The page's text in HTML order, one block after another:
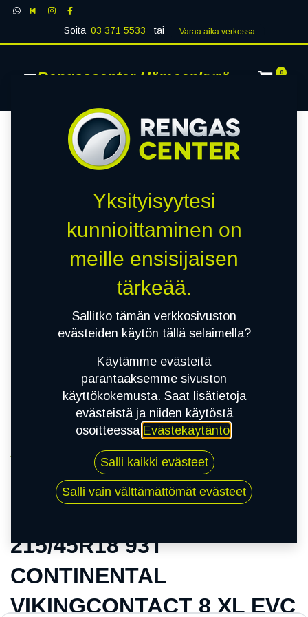
Soita 03 371 5533 tai Varaa aika verk​​​​ossa
Rengascenter Hämeenkyrö 0
215/45R18 93T CONTINENTAL
VIKINGCONTACT 8 XL EVC
215/45R18 93T
CONTINENTAL
VIKINGCONTACT 8 XL EVC
Yksityisyytesi
kunnioittaminen on
meille ensisijaisen
tärkeää.
Sallitko tämän verkkosivuston
evästeiden käytön tällä selaimella?
Käytämme evästeitä
parantaaksemme sivuston
käyttökokemusta. Saat lisätietoja
evästeistä ja niiden käytöstä
osoitteessa Evästekäytäntö.
Salli kaikki evästeet
Salli vain välttämättömät evästeet